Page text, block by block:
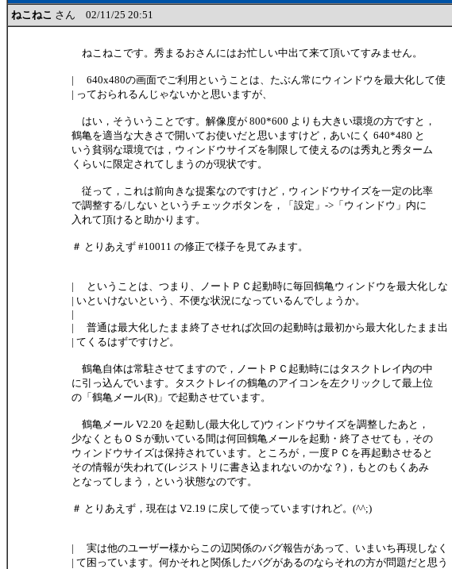
ねこねこ さん 02/11/25 20:51
ねこねこです。秀まるおさんにはお忙しい中出て来て頂いてすみません。
| 640x480の画面でご利用ということは、たぶん常にウィンドウを最大化して使
| っておられるんじゃないかと思いますが、
はい，そういうことです。解像度が 800*600 よりも大きい環境の方ですと，
鶴亀を適当な大きさで開いてお使いだと思いますけど，あいにく 640*480 と
いう貧弱な環境では，ウィンドウサイズを制限して使えるのは秀丸と秀ターム
くらいに限定されてしまうのが現状です。
従って，これは前向きな提案なのですけど，ウィンドウサイズを一定の比率
で調整する/しない というチェックボタンを，「設定」->「ウィンドウ」内に
入れて頂けると助かります。
＃ とりあえず #10011 の修正で様子を見てみます。
| ということは、つまり、ノートＰＣ起動時に毎回鶴亀ウィンドウを最大化しな
| いといけないという、不便な状況になっているんでしょうか。
|
| 普通は最大化したまま終了させれば次回の起動時は最初から最大化したまま出
| てくるはずですけど。
鶴亀自体は常駐させてますので，ノートＰＣ起動時にはタスクトレイ内の中
に引っ込んでいます。タスクトレイの鶴亀のアイコンを左クリックして最上位
の「鶴亀メール(R)」で起動させています。
鶴亀メール V2.20 を起動し(最大化して)ウィンドウサイズを調整したあと，
少なくともＯＳが動いている間は何回鶴亀メールを起動・終了させても，その
ウィンドウサイズは保持されています。ところが，一度ＰＣを再起動させると
その情報が失われて(レジストリに書き込まれないのかな？)，もとのもくあみ
となってしまう，という状態なのです。
＃ とりあえず，現在は V2.19 に戻して使っていますけれど。(^^;)
| 実は他のユーザー様からこの辺関係のバグ報告があって、いまいち再現しなく
| て困っています。何かそれと関係したバグがあるのならそれの方が問題だと思う